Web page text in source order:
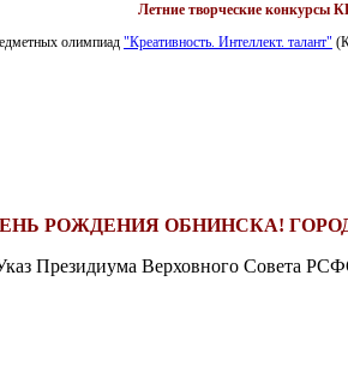
Летние творческие конкурсы
олимпиад "Креативность. Интеллект. талант"
РОЖДЕНИЯ ОБНИНСКА!
Президиума Верховного Совета